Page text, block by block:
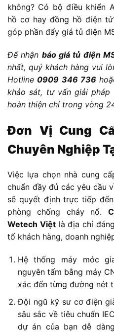
không? Có bộ điều khiển
hồ cơ hay đồng hồ điện
góp phần đẩy giá tủ điện
Để nhận báo giá tủ điện
nhất, quý khách hàng vui
Hotline 0909 346 736
khảo sát, tư vấn giải
hoàn thiện chỉ trong vòng
Đơn Vị Cung
Chuyên Nghiệp
Việc lựa chọn nhà cung
chuẩn đầy đủ các yêu cầu
sẽ quyết định trực tiếp
phòng chống cháy nổ.
Wetech Việtlà địa chỉ
tố khách hàng, doanh
Hệ thống máy móc
nguyên tấm bằng máy
xác đến từng đường nét
Đội ngũ kỹ sư cơ điện
sâu sắc về tiêu chuẩn
dự án của bạn dễ